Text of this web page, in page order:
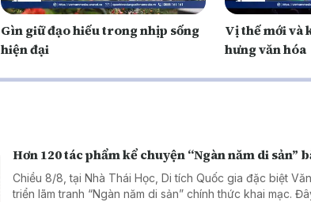
Gìn giữ đạo hiếu trong nhịp sống
hiện đại
Vị thế mới và
hưng văn hóa
Hơn 120 tác phẩm kể chuyện “Ngàn năm di sản”
Chiều 8/8, tại Nhà Thái Học, Di tích Quốc gia đặc biệt
triển lãm tranh “Ngàn năm di sản” chính thức khai mạc.